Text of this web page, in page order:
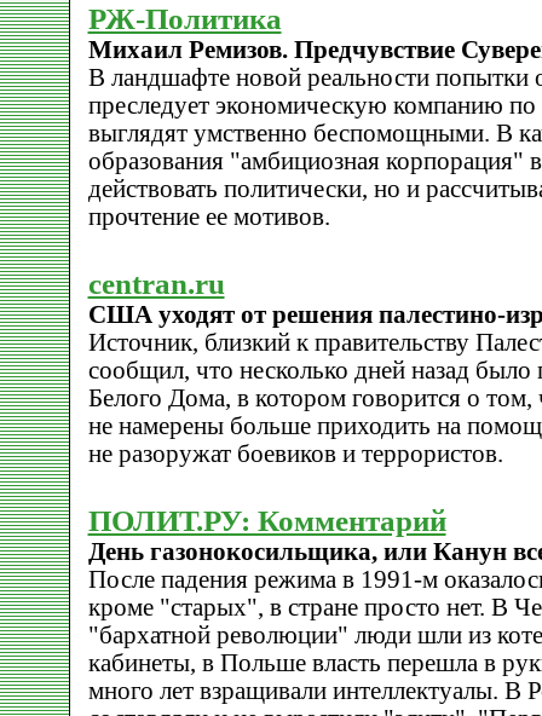
РЖ-Политика
Михаил Ремизов. Предчувствие
В ландшафте новой реальности попытки
преследует экономическую компанию
выглядят умственно беспомощными. В
образования "амбициозная корпорация"
действовать политически, но и
прочтение ее мотивов.
centran.ru
США уходят от решения палестино-
Источник, близкий к правительству
сообщил, что несколько дней назад было
Белого Дома, в котором говорится о
не намерены больше приходить на
не разоружат боевиков и террористов.
ПОЛИТ.РУ: Комментарий
День газонокосильщика, или Канун
После падения режима в 1991-м
кроме "старых", в стране просто нет. В
"бархатной революции" люди шли из
кабинеты, в Польше власть перешла в
много лет взращивали интеллектуалы. В